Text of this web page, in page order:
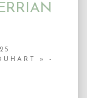
» -